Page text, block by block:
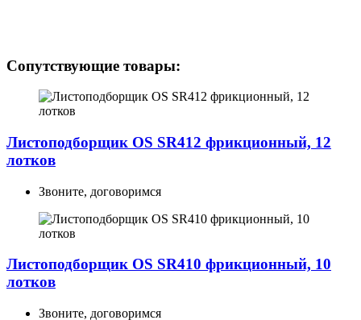
Сопутствующие товары:
Листоподборщик OS SR412 фрикционный, 12
лотков
Звоните, договоримся
Листоподборщик OS SR410 фрикционный, 10
лотков
Звоните, договоримся